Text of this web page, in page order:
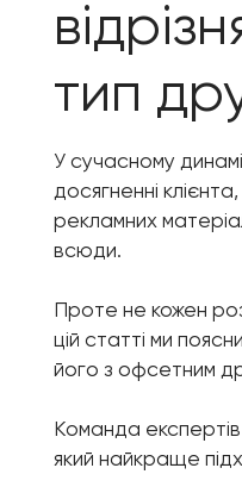
тип
У сучасному
досягненні
рекламних
всюди.
Проте не кожен
цій статті ми
його з офсетним
Команда експертів
який найкраще